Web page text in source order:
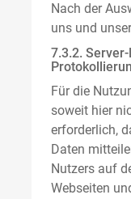
Nach der
uns und
7.3.2.
Für die
soweit hier
erforderlich,
Daten
Nutzers auf
Webseiten